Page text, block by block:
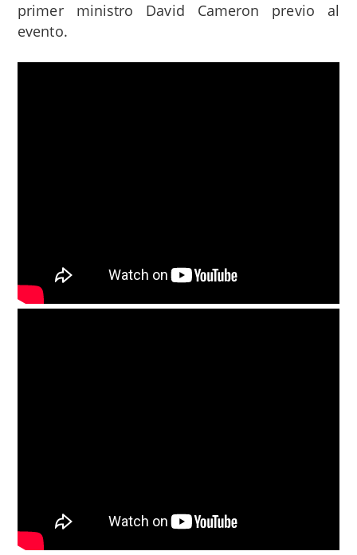
primer ministro David Cameron previo al
evento.